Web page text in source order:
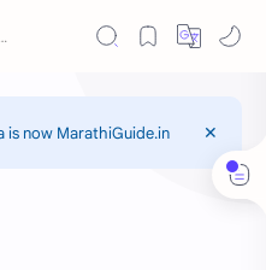
is now MarathiGuide.in